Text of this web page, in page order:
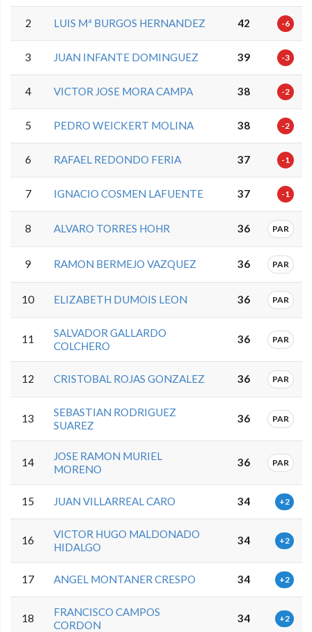
2 LUIS Mª BURGOS HERNANDEZ 42 -6
3 JUAN INFANTE DOMINGUEZ 39 -3
4 VICTOR JOSE MORA CAMPA 38 -2
5 PEDRO WEICKERT MOLINA 38 -2
6 RAFAEL REDONDO FERIA 37 -1
7 IGNACIO COSMEN LAFUENTE 37 -1
8 ALVARO TORRES HOHR 36 PAR
9 RAMON BERMEJO VAZQUEZ 36 PAR
10 ELIZABETH DUMOIS LEON 36 PAR
11
SALVADOR GALLARDO
COLCHERO
36 PAR
12 CRISTOBAL ROJAS GONZALEZ 36 PAR
13
SEBASTIAN RODRIGUEZ
SUAREZ
36 PAR
14
JOSE RAMON MURIEL
MORENO
36 PAR
15 JUAN VILLARREAL CARO 34 +2
16
VICTOR HUGO MALDONADO
HIDALGO
34 +2
17 ANGEL MONTANER CRESPO 34 +2
18
FRANCISCO CAMPOS
CORDON
34 +2